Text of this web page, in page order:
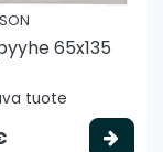
65x135
tuote